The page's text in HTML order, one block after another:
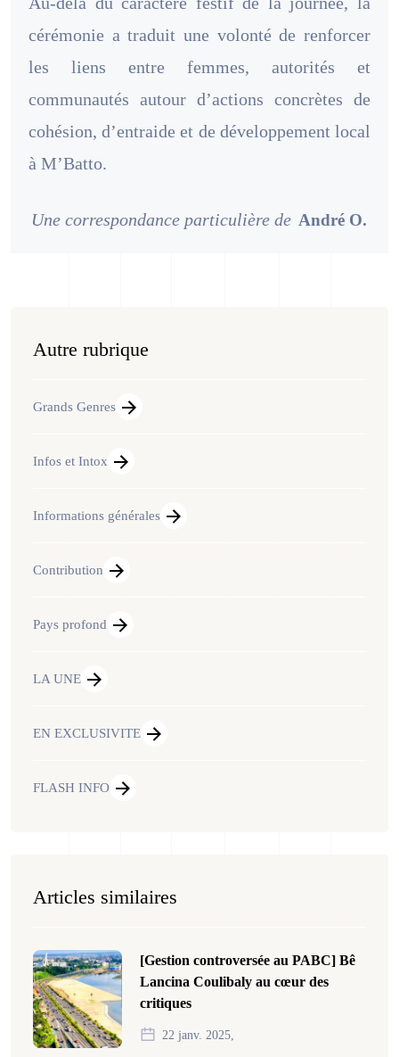
cérémonie a traduit une volonté de renforcer
les liens entre femmes, autorités et
communautés autour d’actions concrètes de
cohésion, d’entraide et de développement local
à M’Batto.
Une correspondance particulière de André O.
Autre rubrique
Grands Genres
Infos et Intox
Informations générales
Contribution
Pays profond
LA UNE
EN EXCLUSIVITE
FLASH INFO
Articles similaires
[Gestion controversée au PABC] Bê
Lancina Coulibaly au cœur des
critiques
22 janv. 2025,